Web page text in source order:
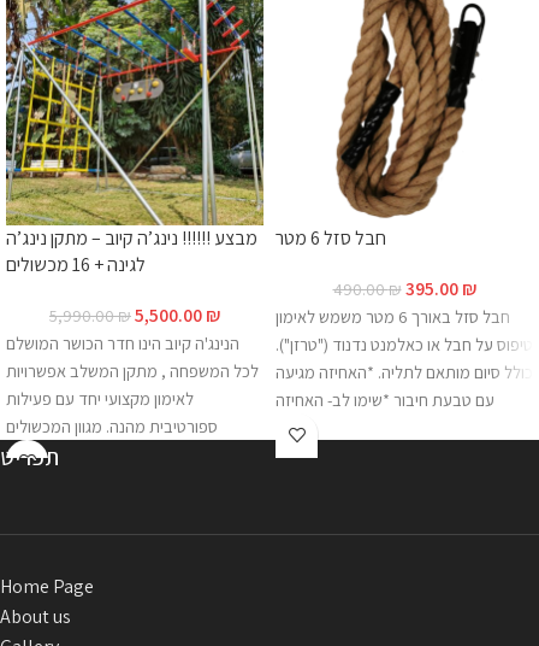
מבצע !!!!!! נינג’ה קיוב – מתקן נינג’ה
לגינה + 16 מכשולים
5,990.00₪5,500.00₪
הנינג'ה קיוב הינו חדר הכושר המושלם
לכל המשפחה , מתקן המשלב אפשרויות
לאימון מקצועי יחד עם פעילות
ספורטיבית מהנה. מגוון המכשולים
הניתנים להתקנה במתקן הנינג'ה קיוב ,
להתאמן , להשתפר ולאתגר את עצמו
גופנית במתקן מודולרי ובטיחותי ללא
פשרות. הקיוב מותאם לנינג'ות צעירות
חבל סזל 6 מטר
490.00₪395.00₪
חבל סזל באורך 6 מטר משמש לאימון
טיפוס על חבל או כאלמנט נדנוד ("טרזן").
כולל סיום מותאם לתליה. *האחיזה מגיעה
עם טבעת חיבור *שימו לב- האחיזה
מגיעה ללא רצועה* להוספת רצועות
תפריט
Home Page
About us